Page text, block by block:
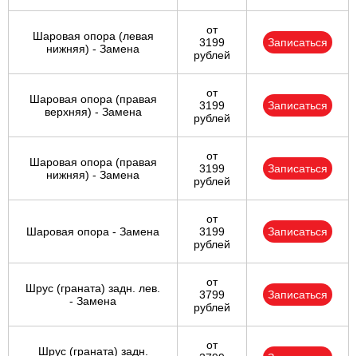
Шаровая опора (левая
нижняя) - Замена
от
3199
рублей
Записаться
Шаровая опора (правая
верхняя) - Замена
от
3199
рублей
Записаться
Шаровая опора (правая
нижняя) - Замена
от
3199
рублей
Записаться
Шаровая опора - Замена
от
3199
рублей
Записаться
Шрус (граната) задн. лев.
- Замена
от
3799
рублей
Записаться
Шрус (граната) задн.
от